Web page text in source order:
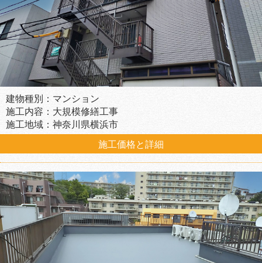
建物種別：マンション
施工内容：大規模修繕工事
施工地域：神奈川県横浜市
施工価格と詳細